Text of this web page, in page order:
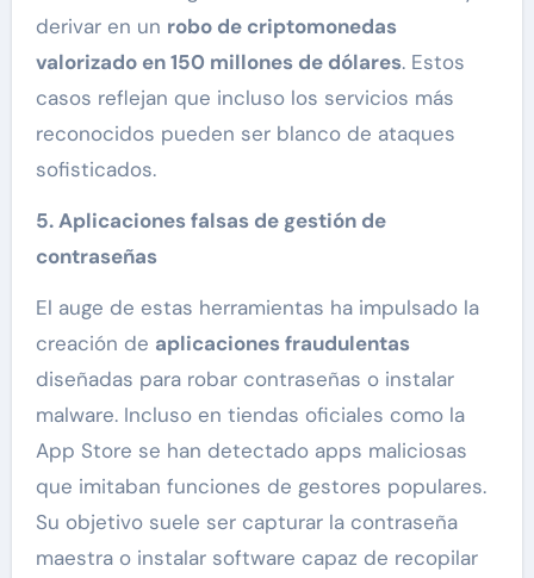
derivar en un robo de criptomonedas
valorizado en 150 millones de dólares. Estos
casos reflejan que incluso los servicios más
reconocidos pueden ser blanco de ataques
sofisticados.
5. Aplicaciones falsas de gestión de
contraseñas
El auge de estas herramientas ha impulsado la
creación de aplicaciones fraudulentas
diseñadas para robar contraseñas o instalar
malware. Incluso en tiendas oficiales como la
App Store se han detectado apps maliciosas
que imitaban funciones de gestores populares.
Su objetivo suele ser capturar la contraseña
maestra o instalar software capaz de recopilar